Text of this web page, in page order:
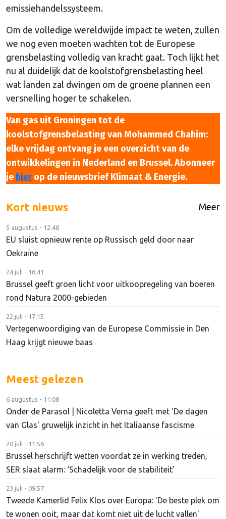
emissiehandelssysteem.
Om de volledige wereldwijde impact te weten, zullen
we nog even moeten wachten tot de Europese
grensbelasting volledig van kracht gaat. Toch lijkt het
nu al duidelijk dat de koolstofgrensbelasting heel
wat landen zal dwingen om de groene plannen een
versnelling hoger te schakelen.
Van gas uit Groningen tot de
koolstofgrensbelasting van Mohammed Chahim:
elke vrijdag ontvang je een overzicht van de
ontwikkelingen in Nederland en Brussel. Abonneer
je hierop de nieuwsbrief Klimaat & Energie.
Kort nieuws Meer
5 augustus - 12:48
EU sluist opnieuw rente op Russisch geld door naar
Oekraïne
24 juli - 16:41
Brussel geeft groen licht voor uitkoopregeling van boeren
rond Natura 2000-gebieden
22 juli - 17:15
Vertegenwoordiging van de Europese Commissie in Den
Haag krijgt nieuwe baas
Meest gelezen
6 augustus - 11:08
Onder de Parasol | Nicoletta Verna geeft met 'De dagen
van Glas' gruwelijk inzicht in het Italiaanse fascisme
20 juli - 11:56
Brussel herschrijft wetten voordat ze in werking treden,
SER slaat alarm: ‘Schadelijk voor de stabiliteit’
23 juli - 09:57
Tweede Kamerlid Felix Klos over Europa: 'De beste plek om
te wonen ooit, maar dat komt niet uit de lucht vallen'